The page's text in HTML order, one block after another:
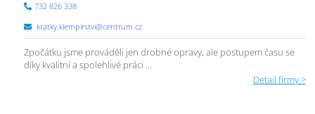
732 826 338
kratky.klempirstvi@centrum.cz
Zpočátku jsme prováděli jen drobné opravy, ale postupem času se
díky kvalitní a spolehlivé práci ...
Detail firmy >